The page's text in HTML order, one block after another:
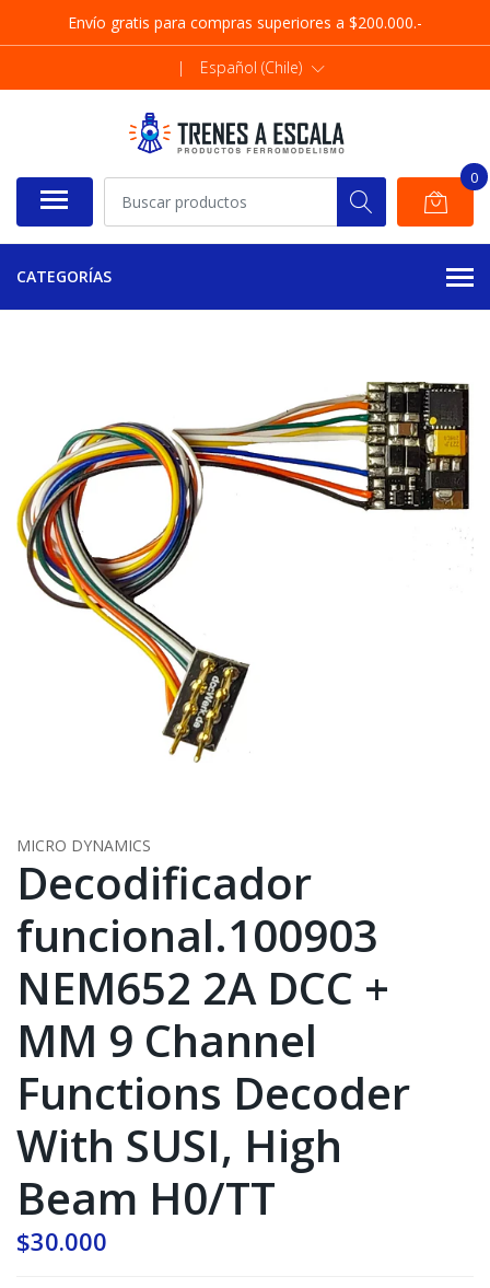
Envío gratis para compras superiores a $200.000.-
| Español (Chile)
0
CATEGORÍAS
MICRO DYNAMICS
Decodificador
funcional.100903
NEM652 2A DCC +
MM 9 Channel
Functions Decoder
With SUSI, High
Beam H0/TT
$30.000